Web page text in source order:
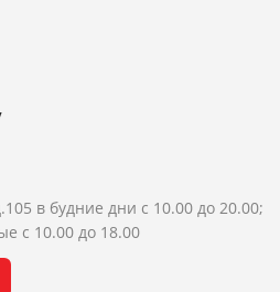
в будние дни с 10.00 до 20.00;
с 10.00 до 18.00